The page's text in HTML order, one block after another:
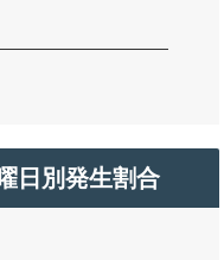
日別発生割合